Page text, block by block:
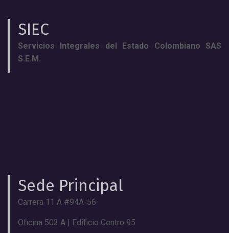
SIEC
Servicios Integrales del Estado Colombiano SAS
S.E.M.
Sede Principal
Carrera 11 A #94A-56
Oficina 503 A | Edificio Centro 95